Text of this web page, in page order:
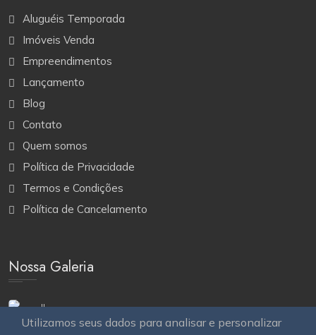
Utilizamos seus dados para analisar e personalizar
Aluguéis Temporada
Imóveis Venda
Empreendimentos
Lançamento
Blog
Contato
Quem somos
Política de Privacidade
Termos e Condições
Política de Cancelamento
Nossa Galeria